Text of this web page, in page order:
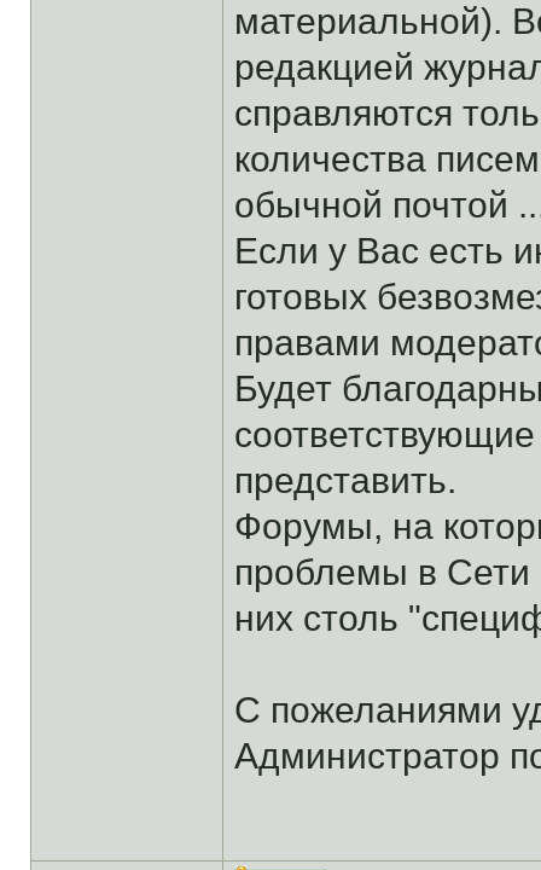
материальной).
редакцией
справляются
количества
обычной почтой
Если у Вас есть
готовых
правами
Будет
представить.
Форумы, на
проблемы в Сети
них столь
С пожеланиями
Администратор